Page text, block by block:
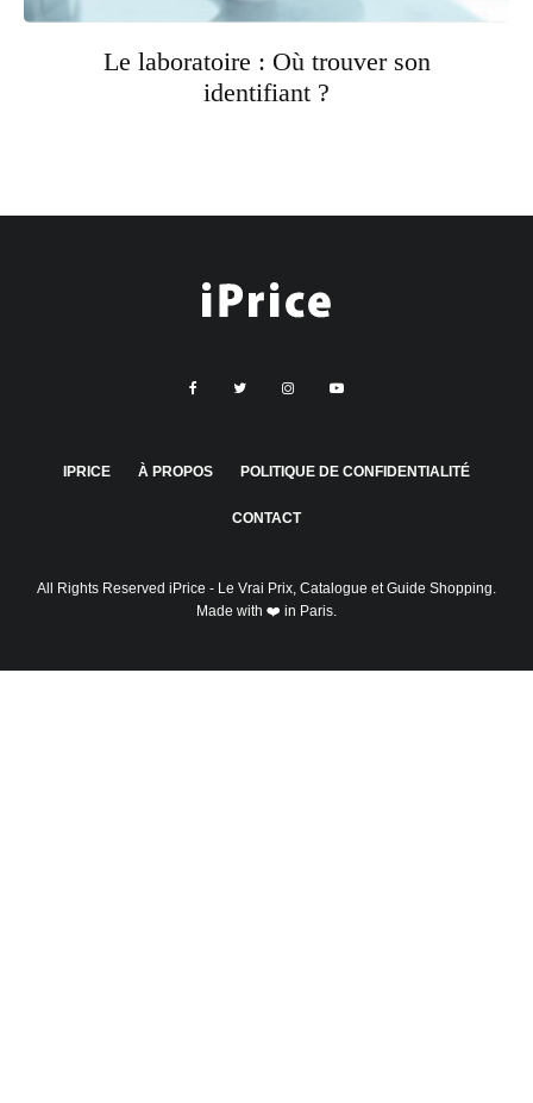
Le laboratoire : Où trouver son
identifiant ?
IPRICE À PROPOS POLITIQUE DE CONFIDENTIALITÉ
CONTACT
All Rights Reserved iPrice - Le Vrai Prix, Catalogue et Guide Shopping.
Made with ❤️ in Paris.